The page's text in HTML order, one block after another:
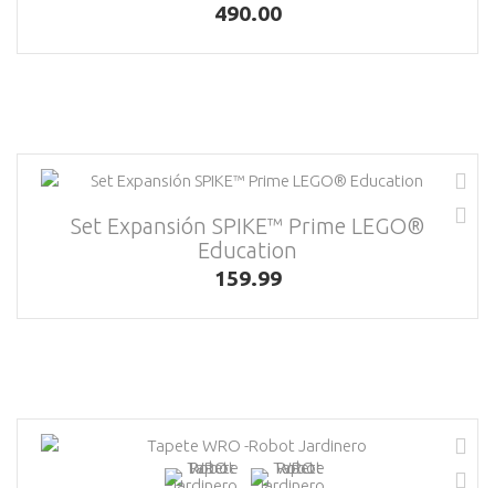
490.00
Set Expansión SPIKE™ Prime LEGO®
Education
159.99